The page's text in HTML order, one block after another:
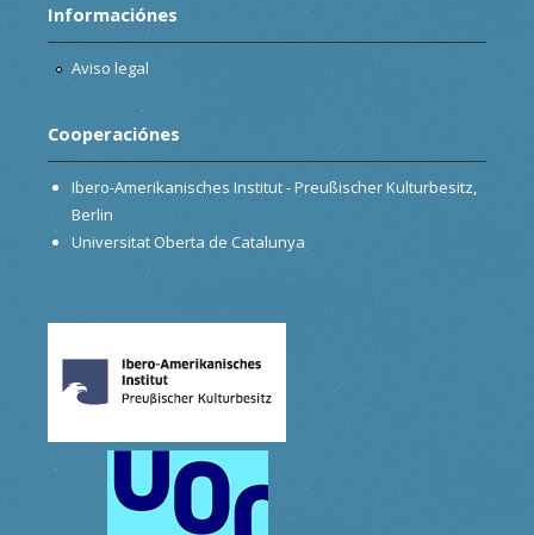
Informaciónes
Aviso legal
Cooperaciónes
Ibero-Amerikanisches Institut - Preußischer Kulturbesitz,
Berlin
Universitat Oberta de Catalunya